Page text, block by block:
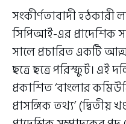
সংকীর্ণতাবাদী হঠকারী
সিপিআই-এর প্রাদেশিক
সালে প্রচারিত একটি
ছত্রে ছত্রে পরিস্ফুট। এই
প্রকাশিত ‘বাংলার
প্রাসঙ্গিক তথ্য’